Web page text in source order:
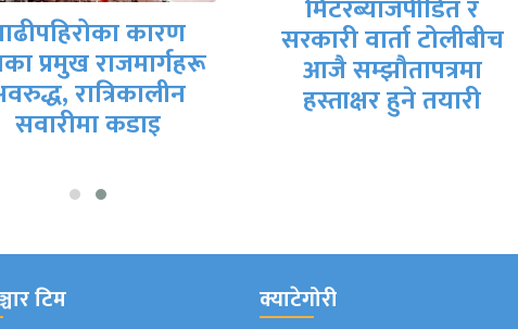
कारण
प्रमुख राजमार्गहरू
रात्रिकालीन
सवारीमा कडाइ
मिटरब्याजपीडित र
सरकारी वार्ता टोलीबीच
आजै सम्झौतापत्रमा
हस्ताक्षर हुने तयारी
टिम क्याटेगोरी